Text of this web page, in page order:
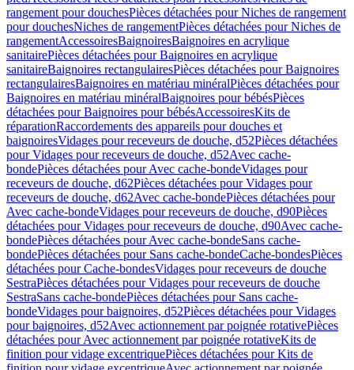
rangement pour douchesPièces détachées pour Niches de rangement
pour douchesNiches de rangementPièces détachées pour Niches de
rangementAccessoiresBaignoiresBaignoires en acrylique
sanitairePièces détachées pour Baignoires en acrylique
sanitaireBaignoires rectangulairesPièces détachées pour Baignoires
rectangulairesBaignoires en matériau minéralPièces détachées pour
Baignoires en matériau minéralBaignoires pour bébésPièces
détachées pour Baignoires pour bébésAccessoiresKits de
réparationRaccordements des appareils pour douches et
baignoiresVidages pour receveurs de douche, d52Pièces détachées
pour Vidages pour receveurs de douche, d52Avec cache-
bondePièces détachées pour Avec cache-bondeVidages pour
receveurs de douche, d62Pièces détachées pour Vidages pour
receveurs de douche, d62Avec cache-bondePièces détachées pour
Avec cache-bondeVidages pour receveurs de douche, d90Pièces
détachées pour Vidages pour receveurs de douche, d90Avec cache-
bondePièces détachées pour Avec cache-bondeSans cache-
bondePièces détachées pour Sans cache-bondeCache-bondesPièces
détachées pour Cache-bondesVidages pour receveurs de douche
SestraPièces détachées pour Vidages pour receveurs de douche
SestraSans cache-bondePièces détachées pour Sans cache-
bondeVidages pour baignoires, d52Pièces détachées pour Vidages
pour baignoires, d52Avec actionnement par poignée rotativePièces
détachées pour Avec actionnement par poignée rotativeKits de
finition pour vidage excentriquePièces détachées pour Kits de